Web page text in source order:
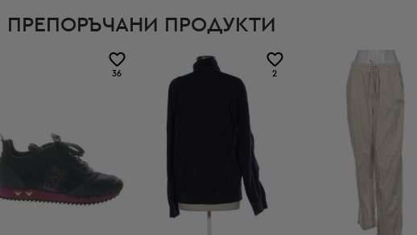
ПРЕПОРЪЧАНИ ПРОДУКТИ
36 2